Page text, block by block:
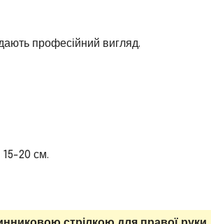
професійний вигляд.
15-20 см.